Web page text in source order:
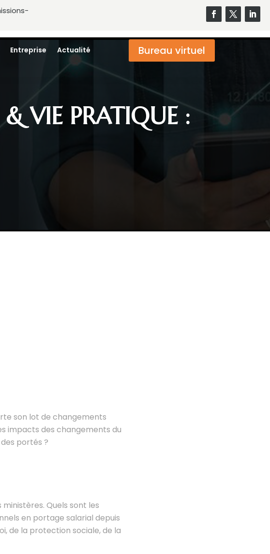
Entreprise
Actualité
Bureau virtuel
VIE PRATIQUE :
son lot de changements
impacts des changements du
portés ?
Quels sont les
en portage salarial depuis
de la protection sociale, de la